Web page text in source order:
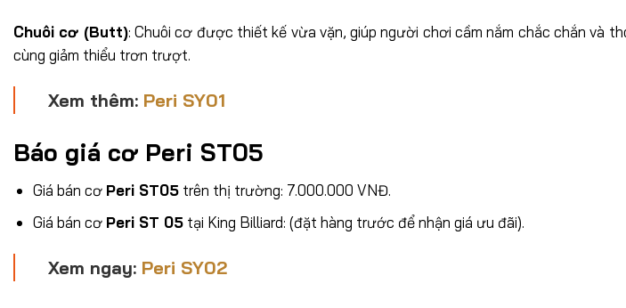
Chuôi cơ (Butt): Chuôi cơ được thiết kế vừa vặn, giúp người chơi cầm nắm chắc chắn và
cùng giảm thiểu trơn trượt.
Xem thêm: Peri SY01
Báo giá cơ Peri ST05
Giá bán cơ Peri ST05trên thị trường: 7.000.000 VNĐ.
Giá bán cơ Peri ST 05tại King Billiard: (đặt hàng trước để nhận giá ưu đãi).
Xem ngay: Peri SY02